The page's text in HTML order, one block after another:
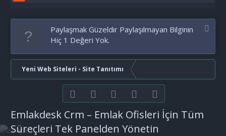
Paylaşmak Güzeldir Paylaşılmayan Bilginin
Hiç 1 Değeri Yok.
Yeni Web Siteleri - Site Tanıtımı
FacebookTwitter youtubeBize ulaşın
Emlakdesk Crm – Emlak Ofisleri İçin Tüm
Süreçleri Tek Panelden Yönetin